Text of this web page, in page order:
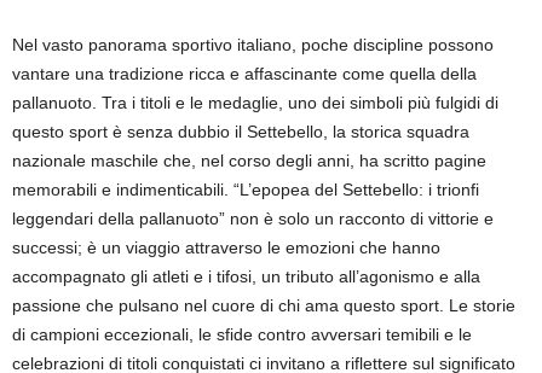
Nel vasto panorama sportivo italiano, poche discipline possono
vantare una tradizione ricca e affascinante come quella della
pallanuoto. Tra i titoli e le medaglie, uno dei simboli più fulgidi di
questo sport è senza dubbio il Settebello, la storica squadra
nazionale maschile che, nel corso degli anni, ha scritto pagine
memorabili e indimenticabili. “L’epopea del Settebello: i trionfi
leggendari della pallanuoto” non è solo un racconto di vittorie e
successi; è un viaggio attraverso le emozioni che hanno
accompagnato gli atleti e i tifosi, un tributo all’agonismo e alla
passione che pulsano nel cuore di chi ama questo sport. Le storie
di campioni eccezionali, le sfide contro avversari temibili e le
celebrazioni di titoli conquistati ci invitano a riflettere sul significato